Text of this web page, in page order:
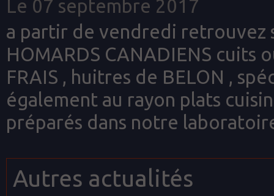
Le 07 septembre 2017
a partir de vendredi retrouvez
HOMARDS CANADIENS cuits
FRAIS , huitres de BELON ,
également au rayon plats
préparés dans notre
Autres actualités